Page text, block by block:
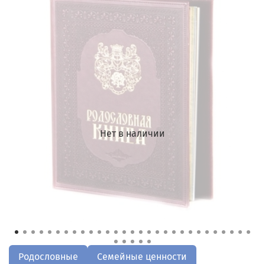
Нет в наличии
Родословные Семейные ценности